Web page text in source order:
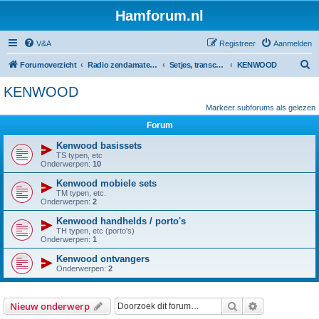
Hamforum.nl
V&A Aanmelden
Registreer
Forumoverzicht Radio zendamateur, luisteramateur en elektronica zelfbouw Setjes, transceivers, portofoons, ontvangers, mods, tips, etc KENWOOD
k
KENWOOD
Markeer subforums als gelezen
Forum
Kenwood basissets
TS typen, etc
Onderwerpen: 10
Kenwood mobiele sets
TM typen, etc.
Onderwerpen: 2
Kenwood handhelds / porto's
TH typen, etc (porto's)
Onderwerpen: 1
Kenwood ontvangers
Onderwerpen: 2
Nieuw onderwerp Zoek